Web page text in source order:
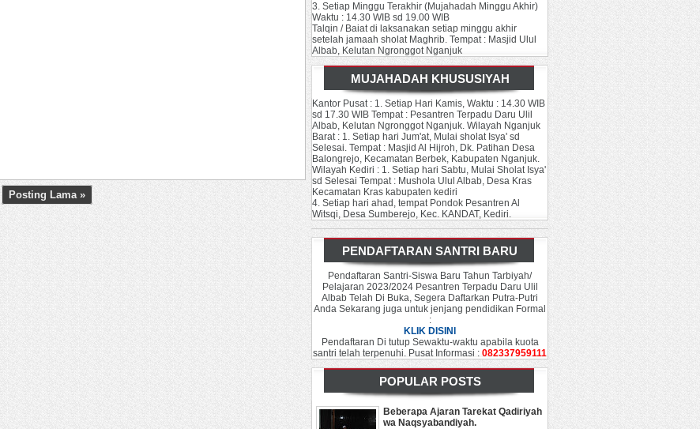
3. Setiap Minggu Terakhir (Mujahadah Minggu Akhir)
Waktu : 14.30 WIB sd 19.00 WIB
Talqin / Baiat di laksanakan setiap minggu akhir
setelah jamaah sholat Maghrib. Tempat : Masjid Ulul
Albab, Kelutan Ngronggot Nganjuk
MUJAHADAH KHUSUSIYAH
Kantor Pusat : 1. Setiap Hari Kamis, Waktu : 14.30 WIB
sd 17.30 WIB Tempat : Pesantren Terpadu Daru Ulil
Albab, Kelutan Ngronggot Nganjuk. Wilayah Nganjuk
Barat : 1. Setiap hari Jum'at, Mulai sholat Isya' sd
Selesai. Tempat : Masjid Al Hijroh, Dk. Patihan Desa
Balongrejo, Kecamatan Berbek, Kabupaten Nganjuk.
Wilayah Kediri : 1. Setiap hari Sabtu, Mulai Sholat Isya'
sd Selesai Tempat : Mushola Ulul Albab, Desa Kras
Kecamatan Kras kabupaten kediri
4. Setiap hari ahad, tempat Pondok Pesantren Al
Witsqi, Desa Sumberejo, Kec. KANDAT, Kediri.
PENDAFTARAN SANTRI BARU
Pendaftaran Santri-Siswa Baru Tahun Tarbiyah/
Pelajaran 2023/2024 Pesantren Terpadu Daru Ulil
Albab Telah Di Buka, Segera Daftarkan Putra-Putri
Anda Sekarang juga untuk jenjang pendidikan Formal
:
KLIK DISINI
Pendaftaran Di tutup Sewaktu-waktu apabila kuota
santri telah terpenuhi. Pusat Informasi : 082337959111
POPULAR POSTS
Beberapa Ajaran Tarekat Qadiriyah
wa Naqsyabandiyah.
Posting Lama »